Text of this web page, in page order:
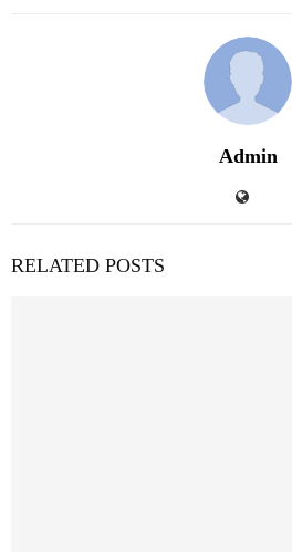
Admin
RELATED POSTS